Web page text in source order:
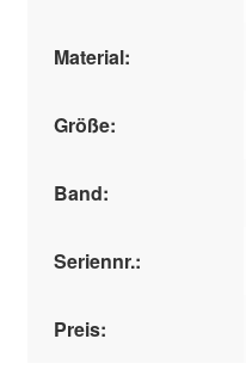
Material:
Größe:
Band:
Seriennr.:
Preis: